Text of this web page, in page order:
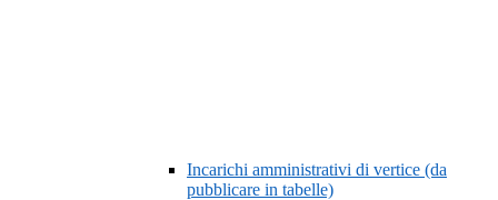
Incarichi amministrativi di vertice (da
pubblicare in tabelle)